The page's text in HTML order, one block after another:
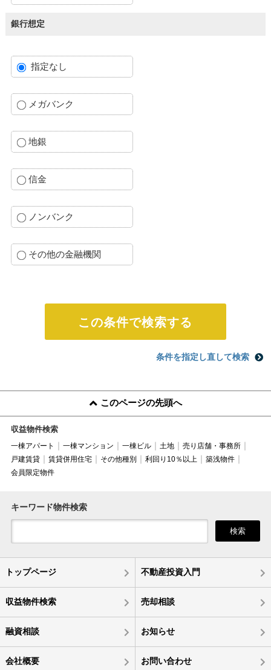
銀行想定
指定なし
メガバンク
地銀
信金
ノンバンク
その他の金融機関
条件を指定し直して検索
このページの先頭へ
収益物件検索
一棟アパート 一棟マンション 一棟ビル 土地
売り店舗・事務所
戸建賃貸
賃貸併用住宅 その他種別 利回り10％以上
築浅物件
会員限定物件
キーワード物件検索
検索
トップページ 不動産投資入門
収益物件検索 売却相談
融資相談 お知らせ
会社概要 お問い合わせ